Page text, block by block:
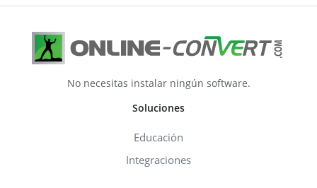
No necesitas instalar ningún software.
Soluciones
Educación
Integraciones